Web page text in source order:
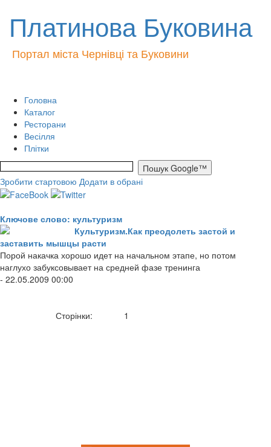
Платинова Буковина
Портал міста Чернівці та Буковини
Головна
Каталог
Ресторани
Весілля
Плітки
Зробити стартовою Додати в обрані
Ключове слово: культуризм
Культуризм.Как преодолеть застой и
заставить мышцы расти
Порой накачка хорошо идет на начальном этапе, но потом
наглухо забуксовывает на средней фазе тренинга
- 22.05.2009 00:00
Сторінки: 1